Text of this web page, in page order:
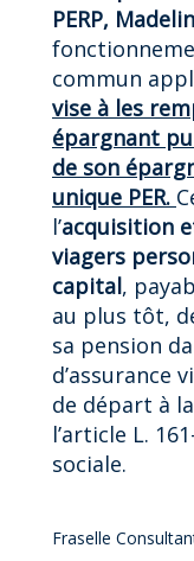
PERP,
commun
vise à les
épargnant
de son
unique PER.
l’acquisition
viagers
capital,
au plus tôt,
sa pension
d’assurance
de départ à
l’article L.
sociale.
Fraselle